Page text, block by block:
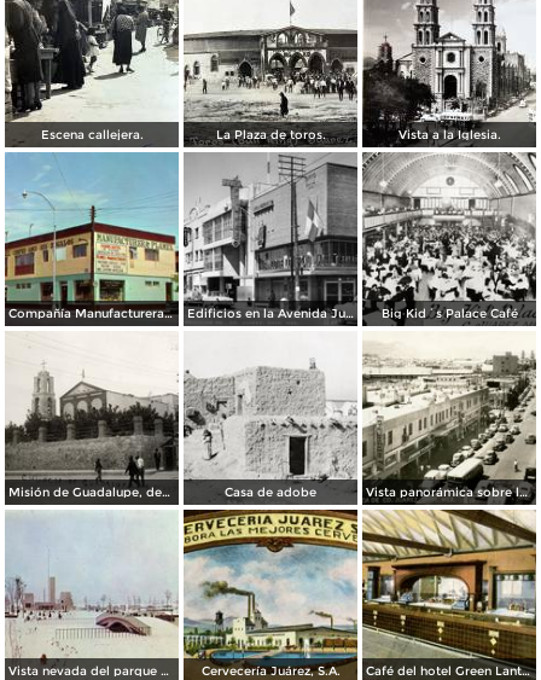
Escena callejera. La Plaza de toros. Vista a la Iglesia.
Compañía Manufacturera Plamex, en el cruce de Insurgentes y Paraguay Edificios en la Avenida Juárez Big Kid´s Palace Café
Misión de Guadalupe, depúes de la toma de Ciudad Juárez, durante la Revolución Mexicana Casa de adobe Vista panorámica sobre la Avenida 16 de Septiembre
Vista nevada del parque El Chamizal Cervecería Juárez, S.A. Café del hotel Green Lantern Inn